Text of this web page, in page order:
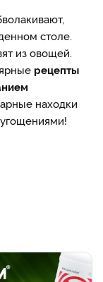
столе.
из овощей.
рецепты
находки